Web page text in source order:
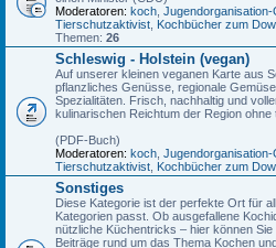
Moderatoren: koch Jugendorganisation-
Tierschutzaktivist Kochbücher zum
Themen: 26
Schleswig - Holstein (vegan)
Auf unserer kleinen veganen Karte aus
pflanzliches Genüsse, regionale
Spezialitäten. Frisch, nachhaltig und
kulinarischen Reichtum der Region ohne
(PDF-Buch)
Moderatoren: koch Jugendorganisation-
Tierschutzaktivist Kochbücher zum
Sonstiges
Diese Kategorie ist der perfekte Ort für
Kategorien passt. Ob ausgefallene
nützliche Küchentricks – hier können
Beiträge rund um das Thema Kochen